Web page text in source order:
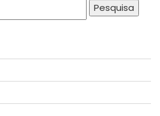
Pesquisa